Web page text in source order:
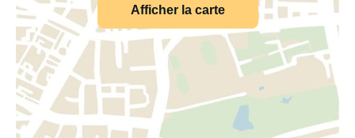
Afficher la carte